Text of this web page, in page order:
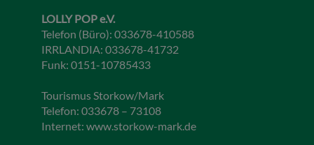
LOLLY POP e.V.
Telefon (Büro): 033678-410588
IRRLANDIA: 033678-41732
Funk: 0151-10785433
Tourismus Storkow/Mark
Telefon: 033678 – 73108
Internet: www.storkow-mark.de